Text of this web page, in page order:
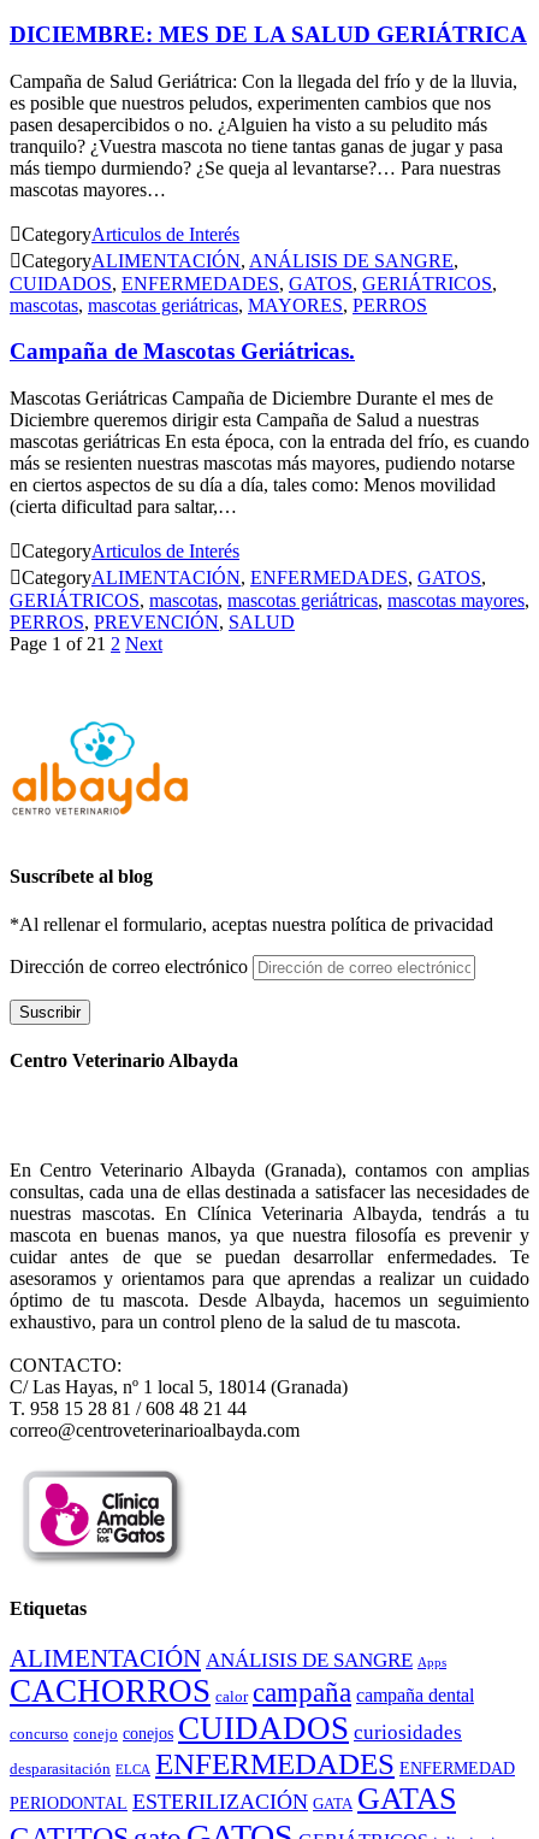
DICIEMBRE: MES DE LA SALUD GERIÁTRICA
Campaña de Salud Geriátrica: Con la llegada del frío y de la lluvia,
es posible que nuestros peludos, experimenten cambios que nos
pasen desapercibidos o no. ¿Alguien ha visto a su peludito más
tranquilo? ¿Vuestra mascota no tiene tantas ganas de jugar y pasa
más tiempo durmiendo? ¿Se queja al levantarse?… Para nuestras
mascotas mayores…
CategoryArticulos de Interés
CategoryALIMENTACIÓN, ANÁLISIS DE SANGRE,
CUIDADOS, ENFERMEDADES, GATOS, GERIÁTRICOS,
mascotas, mascotas geriátricas, MAYORES, PERROS
Campaña de Mascotas Geriátricas.
Mascotas Geriátricas Campaña de Diciembre Durante el mes de
Diciembre queremos dirigir esta Campaña de Salud a nuestras
mascotas geriátricas En esta época, con la entrada del frío, es cuando
más se resienten nuestras mascotas más mayores, pudiendo notarse
en ciertos aspectos de su día a día, tales como: Menos movilidad
(cierta dificultad para saltar,…
CategoryArticulos de Interés
CategoryALIMENTACIÓN, ENFERMEDADES, GATOS,
GERIÁTRICOS, mascotas, mascotas geriátricas, mascotas mayores,
PERROS, PREVENCIÓN, SALUD
Page 1 of 21 2 Next
Suscríbete al blog
*Al rellenar el formulario, aceptas nuestra política de privacidad
Dirección de correo electrónico
Suscribir
Centro Veterinario Albayda
En Centro Veterinario Albayda (Granada), contamos con amplias
consultas, cada una de ellas destinada a satisfacer las necesidades de
nuestras mascotas. En Clínica Veterinaria Albayda, tendrás a tu
mascota en buenas manos, ya que nuestra filosofía es prevenir y
cuidar antes de que se puedan desarrollar enfermedades. Te
asesoramos y orientamos para que aprendas a realizar un cuidado
óptimo de tu mascota. Desde Albayda, hacemos un seguimiento
exhaustivo, para un control pleno de la salud de tu mascota.
CONTACTO:
C/ Las Hayas, nº 1 local 5, 18014 (Granada)
T. 958 15 28 81 / 608 48 21 44
correo@centroveterinarioalbayda.com
Etiquetas
ALIMENTACIÓN ANÁLISIS DE SANGRE Apps
CACHORROS calor campaña campaña dental
concurso conejo conejos CUIDADOS curiosidades
desparasitación ELCA ENFERMEDADES ENFERMEDAD
PERIODONTAL ESTERILIZACIÓN GATA GATAS